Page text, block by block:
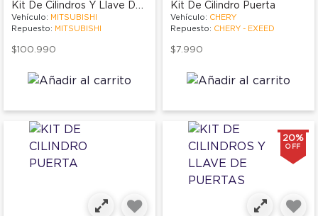
Kit De Cilindros Y Llave De Puertas
Vehículo: MITSUBISHI
Repuesto: MITSUBISHI
$100.990
Kit De Cilindro Puerta
Vehículo: CHERY
Repuesto: CHERY - EXEED
$7.990
20%
OFF